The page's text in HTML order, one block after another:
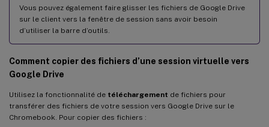
Vous pouvez également faire glisser les fichiers de Google Drive
sur le client vers la fenêtre de session sans avoir besoin
d’utiliser la barre d’outils.
Comment copier des fichiers d’une session virtuelle vers
Google Drive
Utilisez la fonctionnalité de téléchargement de fichiers pour
transférer des fichiers de votre session vers Google Drive sur le
Chromebook. Pour copier des fichiers :